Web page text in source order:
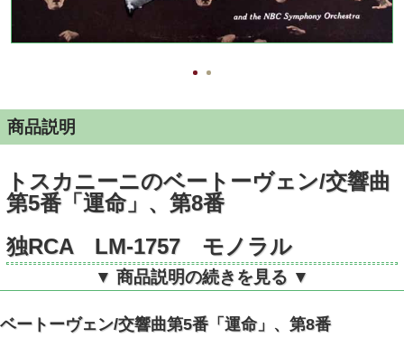
商品説明
トスカニーニのベートーヴェン/交響曲
第5番「運命」、第8番
独RCA LM-1757 モノラル
▼ 商品説明の続きを見る ▼
ベートーヴェン/交響曲第5番「運命」、第8番